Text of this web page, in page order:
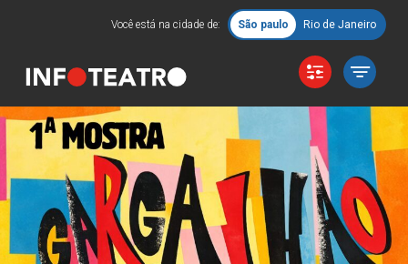
Você está na cidade de: São paulo Rio de Janeiro